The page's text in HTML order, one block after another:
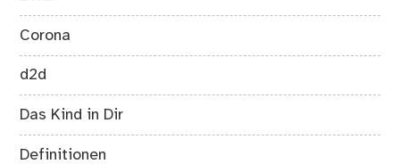
Corona
d2d
Das Kind in Dir
Definitionen